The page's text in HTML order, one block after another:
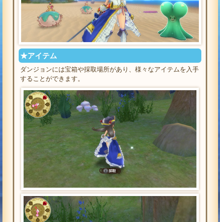
★アイテム
ダンジョンには宝箱や採取場所があり、様々なアイテムを入手
することができます。